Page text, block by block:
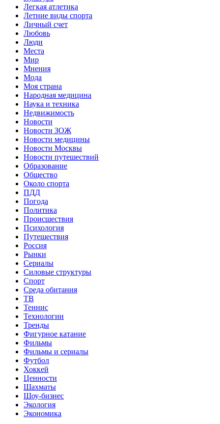
Легкая атлетика
Летние виды спорта
Личный счет
Любовь
Люди
Места
Мир
Мнения
Мода
Моя страна
Народная медицина
Наука и техника
Недвижимость
Новости
Новости ЗОЖ
Новости медицины
Новости Москвы
Новости путешествий
Образование
Общество
Около спорта
ПДД
Погода
Политика
Происшествия
Психология
Путешествия
Россия
Рынки
Сериалы
Силовые структуры
Спорт
Среда обитания
ТВ
Теннис
Технологии
Тренды
Фигурное катание
Фильмы
Фильмы и сериалы
Футбол
Хоккей
Ценности
Шахматы
Шоу-бизнес
Экология
Экономика